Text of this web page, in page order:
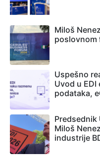
Miloš
poslovnom
Uspešno
Uvod u
podataka,
Predsednik
Miloš
industrije